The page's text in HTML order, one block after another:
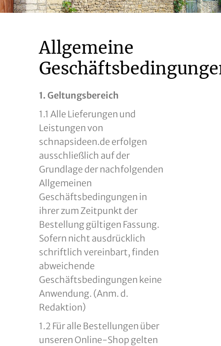
Allgemeine
1. Geltungsbereich
1.1 Alle Lieferungen und
Leistungen von
schnapsideen.de erfolgen
ausschließlich auf der
Grundlage der nachfolgenden
Allgemeinen
Geschäftsbedingungen in
ihrer zum Zeitpunkt der
Bestellung gültigen Fassung.
Sofern nicht ausdrücklich
schriftlich vereinbart, finden
abweichende
Geschäftsbedingungen keine
Anwendung. (Anm. d.
Redaktion)
1.2 Für alle Bestellungen über
unseren Online-Shop gelten